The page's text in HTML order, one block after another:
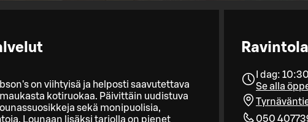
I dag:
Se alla
050
on viihtyisä ja helposti saavutettava
kotiruokaa. Päivittäin uudistuva
sekä monipuolisia,
Lounaan lisäksi tarjolla on pienet